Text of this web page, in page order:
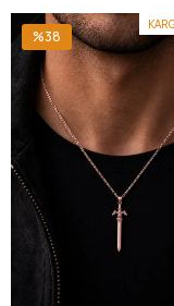
%38